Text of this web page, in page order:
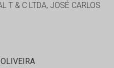
T & C LTDA, JOSÉ CARLOS